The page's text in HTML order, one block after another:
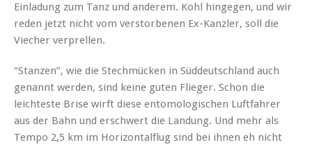
Einladung zum Tanz und anderem. Kohl hingegen, und wir
reden jetzt nicht vom verstorbenen Ex-Kanzler, soll die
Viecher verprellen.
“Stanzen”, wie die Stechmücken in Süddeutschland auch
genannt werden, sind keine guten Flieger. Schon die
leichteste Brise wirft diese entomologischen Luftfahrer
aus der Bahn und erschwert die Landung. Und mehr als
Tempo 2,5 km im Horizontalflug sind bei ihnen eh nicht